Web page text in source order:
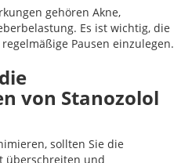
gehören Akne,
Es ist wichtig, die
Pausen einzulegen.
von Stanozolol
sollten Sie die
überschreiten und